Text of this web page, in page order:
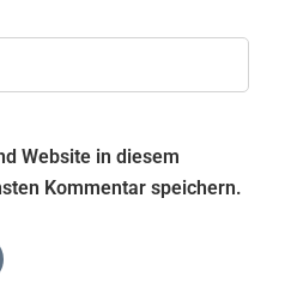
Website in diesem
Kommentar speichern.